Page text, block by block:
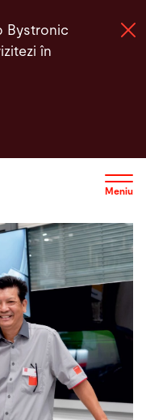
Bystronic
în
Meniu